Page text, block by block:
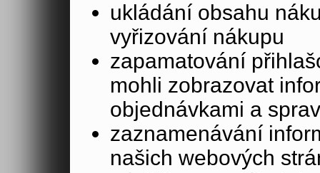
ukládání obsahu
vyřizování nákupu
zapamatování
mohli zobrazovat
objednávkami a
zaznamenávání
našich webových